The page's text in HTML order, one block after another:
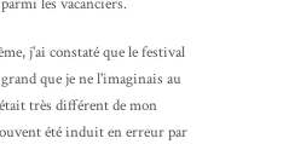
j'ai constaté que le festival
que je ne l'imaginais au
très différent de mon
été induit en erreur par